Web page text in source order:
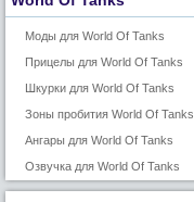
Моды для World Of Tanks
Прицелы для World Of Tanks
Шкурки для World Of Tanks
Зоны пробития World Of Tanks
Ангары для World Of Tanks
Озвучка для World Of Tanks